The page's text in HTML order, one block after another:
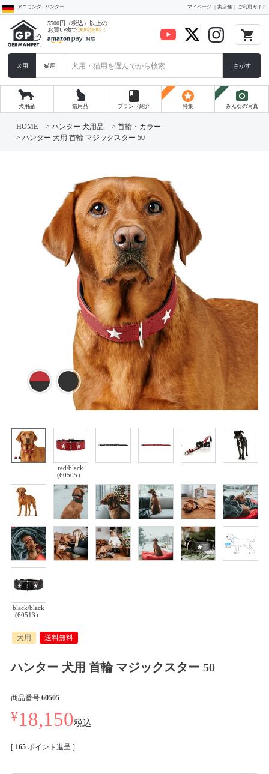
アニモンダ | ハンター マイページ 実店舗 ご利用ガイド
5500円（税込）以上の
お買い物で送料無料！ local_grocery_store
犬用 猫用 さがす
犬用品 猫用品
book
ブランド紹介
stars
特集
photo_camera
みんなの写真
HOME ハンター 犬用品
首輪・カラー
ハンター 犬用 首輪 マジックスター 50
red/black
(60505）
black/black
(60513）
犬用 送料無料
ハンター 犬用 首輪 マジックスター 50
商品番号 60505
¥18,150税込
[ 165 ポイント進呈 ]